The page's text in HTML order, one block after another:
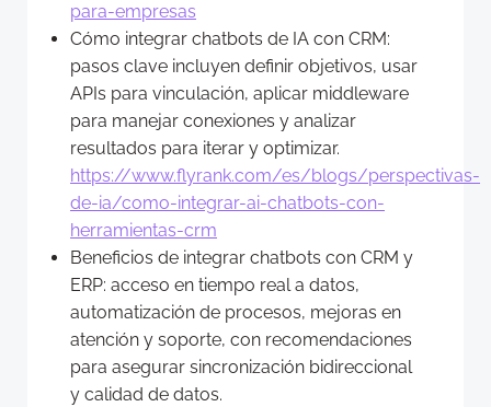
para-empresas
Cómo integrar chatbots de IA con CRM:
pasos clave incluyen definir objetivos, usar
APIs para vinculación, aplicar middleware
para manejar conexiones y analizar
resultados para iterar y optimizar.
https://www.flyrank.com/es/blogs/perspectivas-
de-ia/como-integrar-ai-chatbots-con-
herramientas-crm
Beneficios de integrar chatbots con CRM y
ERP: acceso en tiempo real a datos,
automatización de procesos, mejoras en
atención y soporte, con recomendaciones
para asegurar sincronización bidireccional
y calidad de datos.